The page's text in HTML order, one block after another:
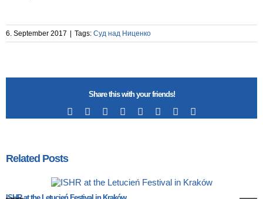
6. September 2017 | Tags: Суд над Ниценко
Share this with your friends!
Facebook RedditLinkedIn
TumblrPinterest
Related Posts